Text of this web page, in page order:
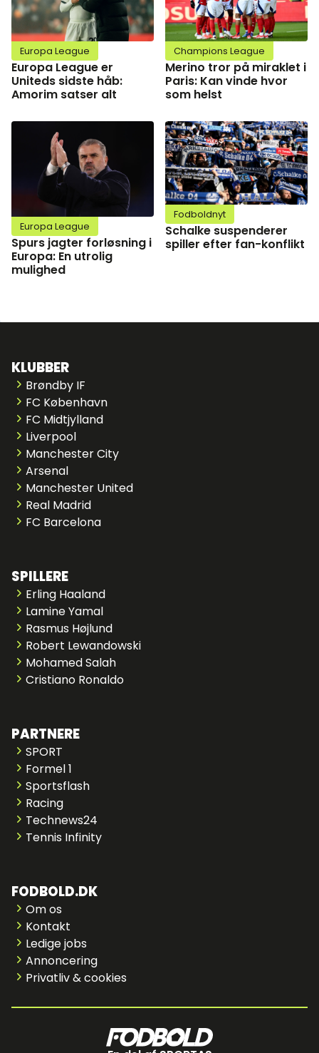
Europa League
Europa League er
Uniteds sidste håb:
Amorim satser alt
Champions League
Merino tror på miraklet i
Paris: Kan vinde hvor
som helst
Europa League
Spurs jagter forløsning i
Europa: En utrolig
mulighed
Fodboldnyt
Schalke suspenderer
spiller efter fan-konflikt
KLUBBER
Brøndby IF
FC København
FC Midtjylland
Liverpool
Manchester City
Arsenal
Manchester United
Real Madrid
FC Barcelona
SPILLERE
Erling Haaland
Lamine Yamal
Rasmus Højlund
Robert Lewandowski
Mohamed Salah
Cristiano Ronaldo
PARTNERE
SPORT
Formel 1
Sportsflash
Racing
Technews24
Tennis Infinity
FODBOLD.DK
Om os
Kontakt
Ledige jobs
Annoncering
Privatliv & cookies